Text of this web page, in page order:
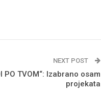
NEXT POST
PO TVOM“: Izabrano osam
projekata